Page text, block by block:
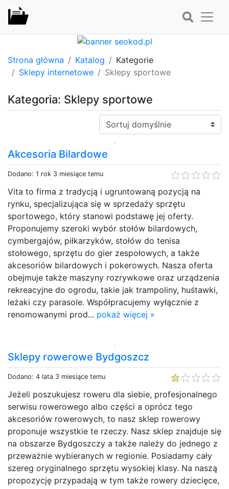
Strona główna Katalog
Kategorie
Sklepy internetowe
Sklepy sportowe
Kategoria: Sklepy sportowe
Sortuj:
Akcesoria Bilardowe
Dodano: 1 rok 3 miesiące temu
Vita to firma z tradycją i ugruntowaną pozycją na
rynku, specjalizująca się w sprzedaży sprzętu
sportowego, który stanowi podstawę jej oferty.
Proponujemy szeroki wybór stołów bilardowych,
cymbergajów, piłkarzyków, stołów do tenisa
stołowego, sprzętu do gier zespołowych, a także
akcesoriów bilardowych i pokerowych. Nasza oferta
obejmuje także maszyny rozrywkowe oraz urządzenia
rekreacyjne do ogrodu, takie jak trampoliny, huśtawki,
leżaki czy parasole. Współpracujemy wyłącznie z
renomowanymi prod... pokaż więcej »
Sklepy rowerowe Bydgoszcz
Dodano: 4 lata 3 miesiące temu
Jeżeli poszukujesz roweru dla siebie, profesjonalnego
serwisu rowerowego albo części a oprócz tego
akcesoriów rowerowych, to nasz sklep rowerowy
proponuje wszystkie te rzeczy. Nasz sklep znajduje się
na obszarze Bydgoszczy a także należy do jednego z
przeważnie wybieranych w regionie. Posiadamy cały
szereg oryginalnego sprzętu wysokiej klasy. Na naszą
propozycję przypadają w tym także rowery dziecięce,